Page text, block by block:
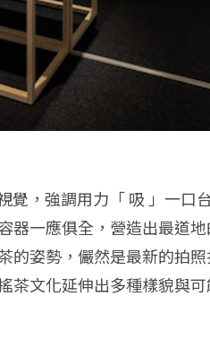
覺，強調用力「 吸 」一
一應俱全，營造出最道
姿勢，儼然是最新的拍
茶文化延伸出多種樣貌與可